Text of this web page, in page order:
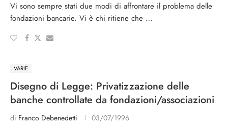
Vi sono sempre stati due modi di affrontare il problema delle
fondazioni bancarie. Vi è chi ritiene che …
VARIE
Disegno di Legge: Privatizzazione delle
banche controllate da fondazioni/associazioni
di Franco Debenedetti 03/07/1996